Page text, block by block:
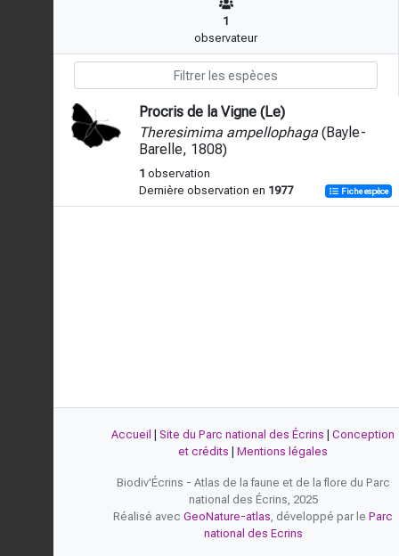
1
observateur
Procris de la Vigne (Le)
Theresimima ampellophaga (Bayle-
Barelle, 1808)
1 observation
Dernière observation en 1977 Fiche espèce
Accueil Site du Parc national des Écrins
Conception
et crédits
Mentions légales
Biodiv'Écrins - Atlas de la faune et de la flore du Parc
national des Écrins, 2025
Réalisé avec GeoNature-atlas, développé par le Parc
national des Ecrins